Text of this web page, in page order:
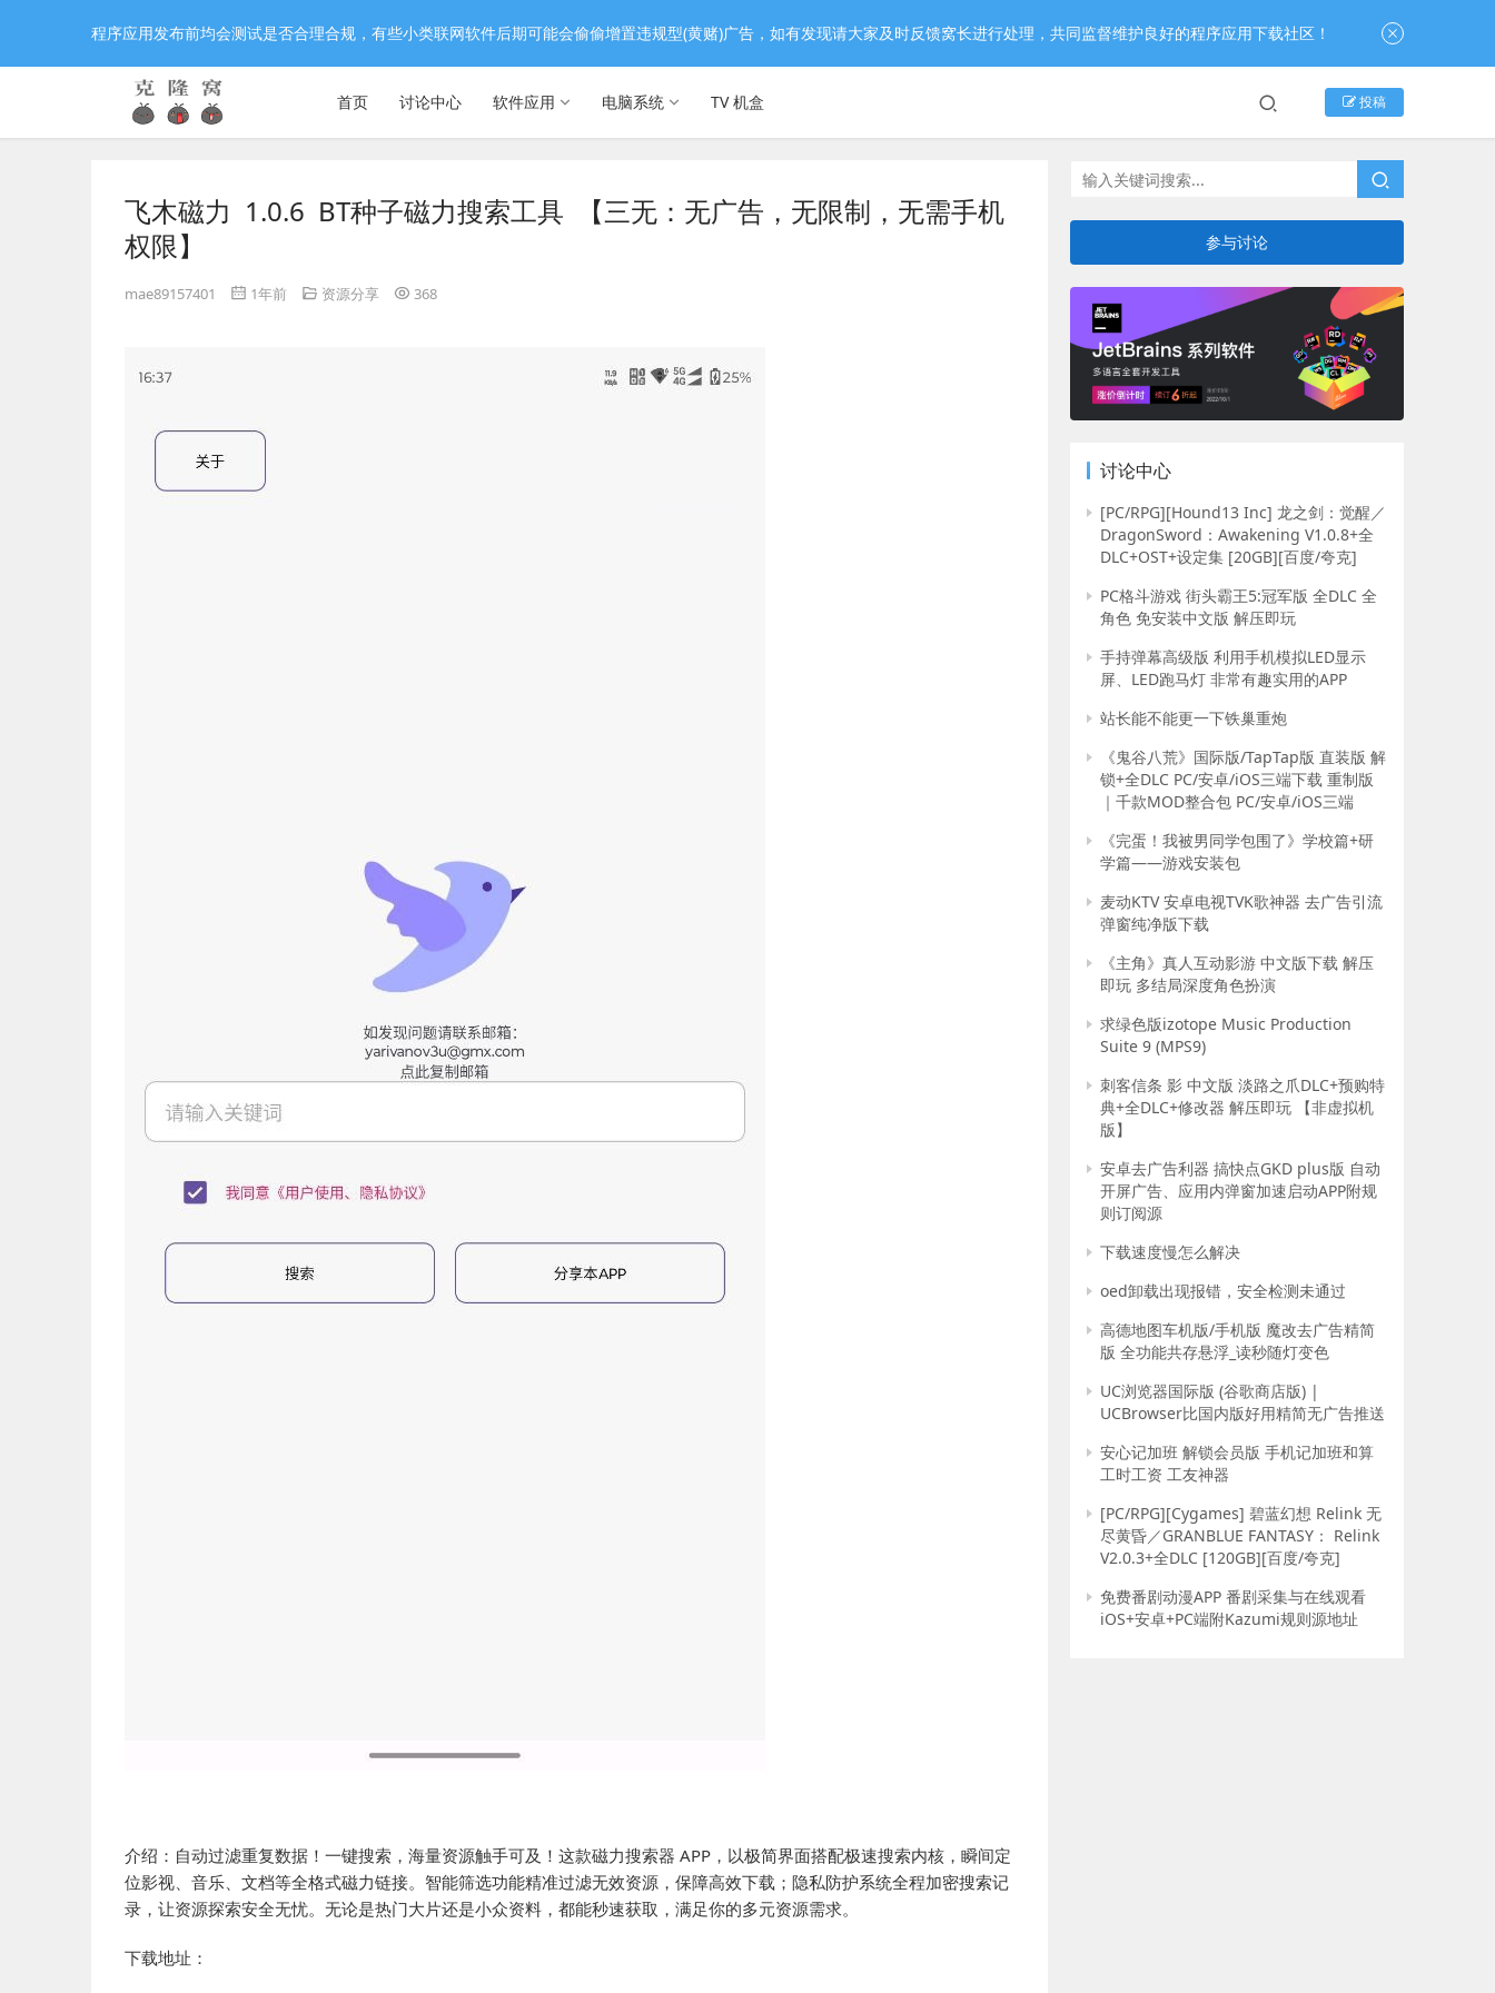
首页 讨论中心 软件应用 电脑系统 TV 机盒 投稿
飞木磁力 1.0.6 BT种子磁力搜索工具 【三无：无广告，无限制，无需手机
权限】
mae89157401 1年前 资源分享 368
介绍：自动过滤重复数据！一键搜索，海量资源触手可及！这款磁力搜索器 APP，以极简界面搭配极速搜索内核，瞬间定
位影视、音乐、文档等全格式磁力链接。智能筛选功能精准过滤无效资源，保障高效下载；隐私防护系统全程加密搜索记
录，让资源探索安全无忧。无论是热门大片还是小众资料，都能秒速获取，满足你的多元资源需求。
下载地址：
参与讨论
讨论中心
[PC/RPG][Hound13 Inc] 龙之剑：觉醒／
DragonSword：Awakening V1.0.8+全
DLC+OST+设定集 [20GB][百度/夸克]
PC格斗游戏 街头霸王5:冠军版 全DLC 全
角色 免安装中文版 解压即玩
手持弹幕高级版 利用手机模拟LED显示
屏、LED跑马灯 非常有趣实用的APP
站长能不能更一下铁巢重炮
《鬼谷八荒》国际版/TapTap版 直装版 解
锁+全DLC PC/安卓/iOS三端下载 重制版
｜千款MOD整合包 PC/安卓/iOS三端
《完蛋！我被男同学包围了》学校篇+研
学篇——游戏安装包
麦动KTV 安卓电视TVK歌神器 去广告引流
弹窗纯净版下载
《主角》真人互动影游 中文版下载 解压
即玩 多结局深度角色扮演
求绿色版izotope Music Production
Suite 9 (MPS9)
刺客信条 影 中文版 淡路之爪DLC+预购特
典+全DLC+修改器 解压即玩 【非虚拟机
版】
安卓去广告利器 搞快点GKD plus版 自动
开屏广告、应用内弹窗加速启动APP附规
则订阅源
下载速度慢怎么解决
oed卸载出现报错，安全检测未通过
高德地图车机版/手机版 魔改去广告精简
版 全功能共存悬浮_读秒随灯变色
UC浏览器国际版 (谷歌商店版) |
UCBrowser比国内版好用精简无广告推送
安心记加班 解锁会员版 手机记加班和算
工时工资 工友神器
[PC/RPG][Cygames] 碧蓝幻想 Relink 无
尽黄昏／GRANBLUE FANTASY： Relink
V2.0.3+全DLC [120GB][百度/夸克]
免费番剧动漫APP 番剧采集与在线观看
iOS+安卓+PC端附Kazumi规则源地址
程序应用发布前均会测试是否合理合规，有些小类联网软件后期可能会偷偷增置违规型(黄赌)广告，如有发现请大家及时反馈窝长进行处理，共同监督维护良好的程序应用下载社区！